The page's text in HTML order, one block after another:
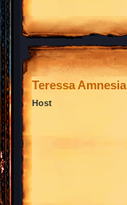
Teressa Amnesia
Host